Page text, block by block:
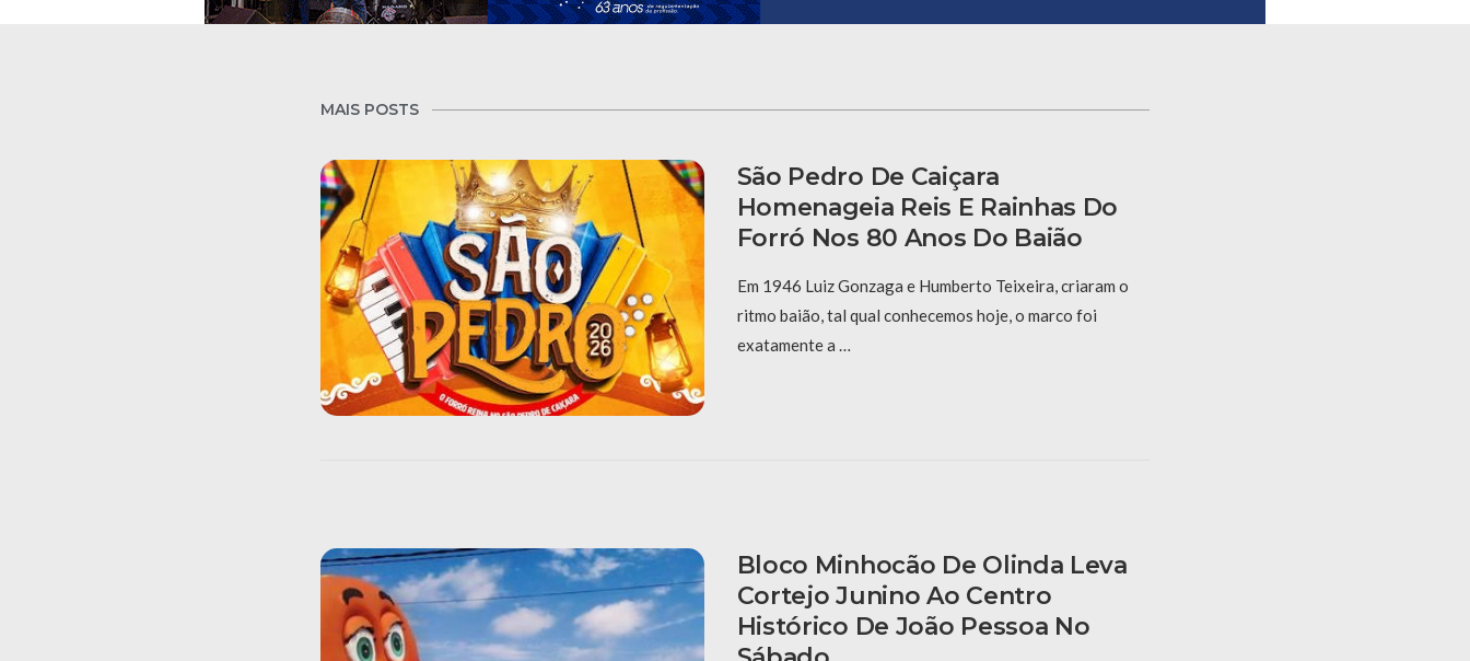
MAIS POSTS
São Pedro De Caiçara
Homenageia Reis E Rainhas Do
Forró Nos 80 Anos Do Baião
Em 1946 Luiz Gonzaga e Humberto Teixeira, criaram o
ritmo baião, tal qual conhecemos hoje, o marco foi
exatamente a …
Bloco Minhocão De Olinda Leva
Cortejo Junino Ao Centro
Histórico De João Pessoa No